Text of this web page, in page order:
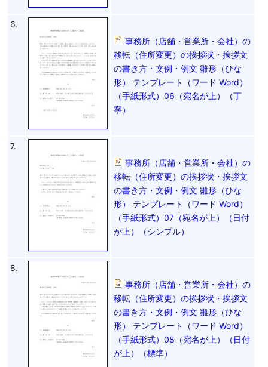
6.
事務所（店舗・営業所・会社）の
移転（住所変更）の挨拶状・挨拶文
の書き方・文例・例文 雛形（ひな
形） テンプレート（ワード Word）
（手紙形式）06（宛名が上）（丁
寧）
7.
事務所（店舗・営業所・会社）の
移転（住所変更）の挨拶状・挨拶文
の書き方・文例・例文 雛形（ひな
形） テンプレート（ワード Word）
（手紙形式）07（宛名が上）（日付
が上）（シンプル）
8.
事務所（店舗・営業所・会社）の
移転（住所変更）の挨拶状・挨拶文
の書き方・文例・例文 雛形（ひな
形） テンプレート（ワード Word）
（手紙形式）08（宛名が上）（日付
が上）（標準）